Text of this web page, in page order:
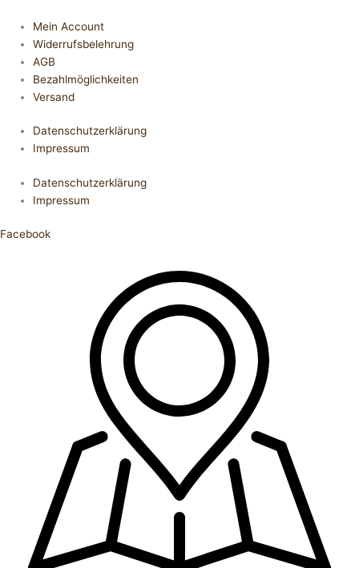
Mein Account
Widerrufsbelehrung
AGB
Bezahlmöglichkeiten
Versand
Datenschutzerklärung
Impressum
Datenschutzerklärung
Impressum
Facebook